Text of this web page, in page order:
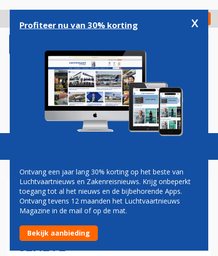
gaan
Check in
Magazine Podcasts Vacatures
CONTINENTAL
INTRODUCEERT DAGELIJKSE
VERBINDING NEW YORK -
GENEVE
Profiteer nu van 30% korting x
Ontvang een jaar lang 30% korting op het beste van
Luchtvaartnieuws en Zakenreisnieuws. Krijg onbeperkt
toegang tot al het nieuws en de bijbehorende Apps.
Ontvang tevens 12 maanden het Luchtvaartnieuws
Magazine in de mail of op de mat.
Bekijk aanbieding